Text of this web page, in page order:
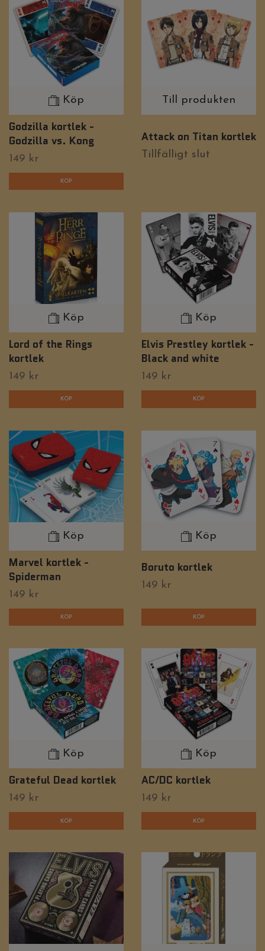
Köp
Godzilla kortlek -
Godzilla vs. Kong
149 kr
Till produkten
Attack on Titan kortlek
Tillfälligt slut
Köp
Lord of the Rings
kortlek
149 kr
Köp
Elvis Prestley kortlek -
Black and white
149 kr
Köp
Marvel kortlek -
Spiderman
149 kr
Köp
Boruto kortlek
149 kr
Köp
Grateful Dead kortlek
149 kr
Köp
AC/DC kortlek
149 kr